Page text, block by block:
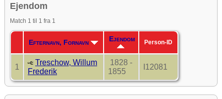
Ejendom
Match 1 til 1 fra 1
Efternavn, Fornavn Ejendom Person-ID
1
Treschow, Willum
Frederik
1828 -
1855
I12081